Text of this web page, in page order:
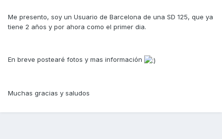
Me presento, soy un Usuario de Barcelona de una SD 125, que ya
tiene 2 años y por ahora como el primer dia.
En breve postearé fotos y mas información
Muchas gracias y saludos